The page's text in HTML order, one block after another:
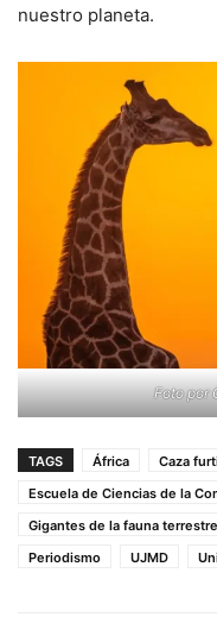
nuestro planeta.
Foto por
TAGS África Caza
Escuela de Ciencias de la
Gigantes de la fauna terrestre
Periodismo
UJMD